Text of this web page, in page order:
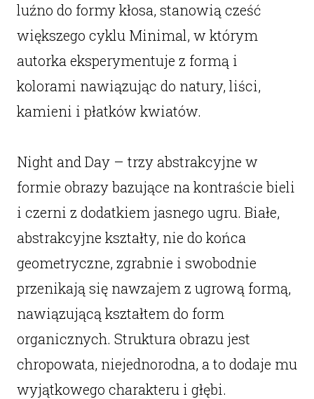
luźno do formy kłosa, stanowią cześć
większego cyklu Minimal, w którym
autorka eksperymentuje z formą i
kolorami nawiązując do natury, liści,
kamieni i płatków kwiatów.
Night and Day – trzy abstrakcyjne w
formie obrazy bazujące na kontraście bieli
i czerni z dodatkiem jasnego ugru. Białe,
abstrakcyjne kształty, nie do końca
geometryczne, zgrabnie i swobodnie
przenikają się nawzajem z ugrową formą,
nawiązującą kształtem do form
organicznych. Struktura obrazu jest
chropowata, niejednorodna, a to dodaje mu
wyjątkowego charakteru i głębi.